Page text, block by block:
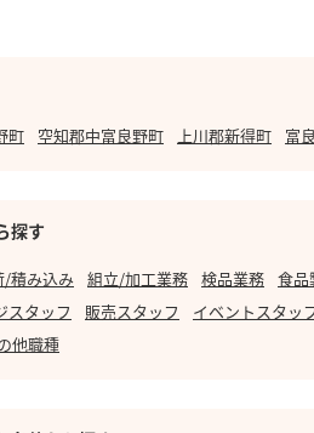
町 空知郡中富良野町 上川郡新得町 富
探す
/積み込み 組立/加工業務 検品業務 食品
スタッフ 販売スタッフ イベントスタッ
他職種